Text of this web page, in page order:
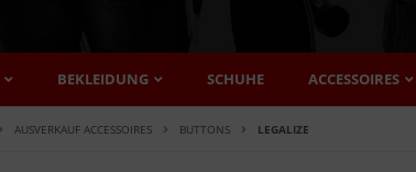
BEKLEIDUNG SCHUHE ACCESSOIRES
AUSVERKAUF ACCESSOIRES BUTTONS LEGALIZE